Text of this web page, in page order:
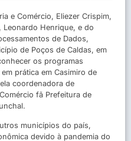
e Comércio, Eliezer Crispim,
Henrique, e do
de Dados,
de Poços de Caldas, em
os programas
prática em Casimiro de
coordenadora de
fã Prefeitura de
municípios do país,
devido à pandemia do